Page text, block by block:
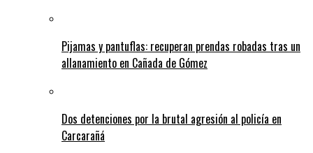
Pijamas y pantuflas: recuperan prendas robadas tras un
allanamiento en Cañada de Gómez
Dos detenciones por la brutal agresión al policía en
Carcarañá